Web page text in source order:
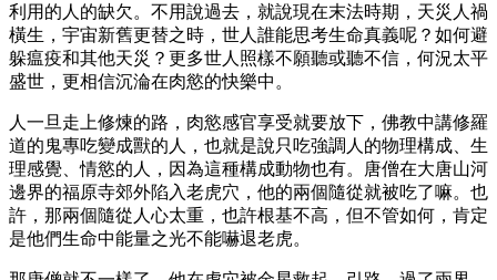
利用的人的缺欠。不用說過去，就說現在末法時期，天災人禍
橫生，宇宙新舊更替之時，世人誰能思考生命真義呢？如何避
躲瘟疫和其他天災？更多世人照樣不願聽或聽不信，何況太平
盛世，更相信沉淪在肉慾的快樂中。
人一旦走上修煉的路，肉慾感官享受就要放下，佛教中講修羅
道的鬼專吃變成獸的人，也就是說只吃強調人的物理構成、生
理感覺、情慾的人，因為這種構成動物也有。唐僧在大唐山河
邊界的福原寺郊外陷入老虎穴，他的兩個隨從就被吃了嘛。也
許，那兩個隨從人心太重，也許根基不高，但不管如何，肯定
是他們生命中能量之光不能嚇退老虎。